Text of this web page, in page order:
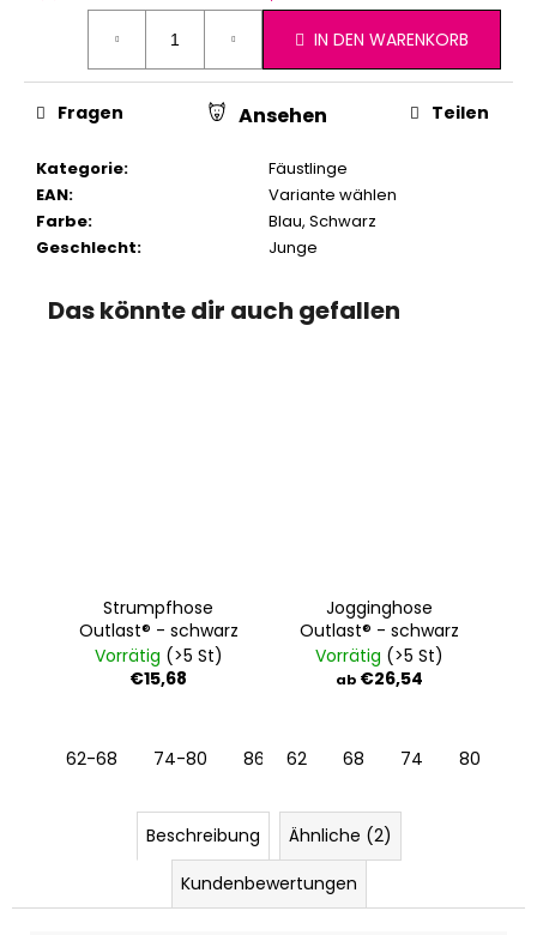
IN DEN WARENKORB
Kategorie:
Fäustlinge
EAN:
Variante wählen
Farbe: Blau, Schwarz
Geschlecht: Junge
Fragen Ansehen Teilen
Das könnte dir auch gefallen
Strumpfhose
Outlast® - schwarz
Vorrätig (>5 St)
€15,68
62-68 74-80 86-92 98-104
Jogginghose
Outlast® - schwarz
Vorrätig (>5 St)
ab€26,54
62 68 74 80
Beschreibung
Ähnliche (2)
Kundenbewertungen